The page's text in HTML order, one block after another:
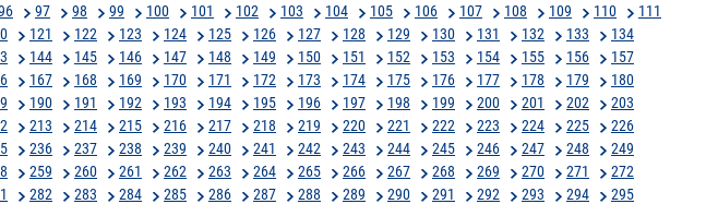
97 98 99 100 101 102 103 104 105 106 107 108 109 110
111
121 122 123 124 125 126 127 128 129 130 131 132 133
134
144 145 146 147 148 149 150 151 152 153 154 155 156
157
167 168 169 170 171 172 173 174 175 176 177 178 179
180
190 191 192 193 194 195 196 197 198 199 200 201 202
203
213 214 215 216 217 218 219 220 221 222 223 224 225
226
236 237 238 239 240 241 242 243 244 245 246 247 248
249
259 260 261 262 263 264 265 266 267 268 269 270 271
272
282 283 284 285 286 287 288 289 290 291 292 293 294
295